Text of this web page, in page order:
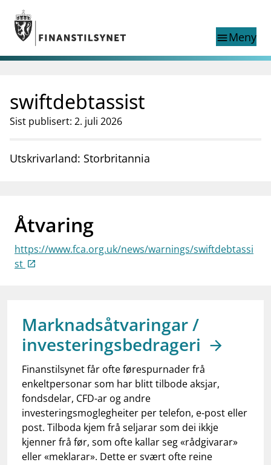
Gå til hovedinnhold
Gå til søkesiden
menuMeny
nettstedet
language
English
English
Tilsyn
Finanstilsynets registre
businessOm Finanstilsynet
mail_outlineKontakt oss
notifications_noneAbonner på nyhetsvarsel
swiftdebtassist
Sist publisert: 2. juli 2026
Utskrivarland: Storbritannia
Åtvaring
https://www.fca.org.uk/news/warnings/swiftdebtassi
st
Marknadsåtvaringar /
investeringsbedrageri
Finanstilsynet får ofte førespurnader frå
enkeltpersonar som har blitt tilbode aksjar,
fondsdelar, CFD-ar og andre
investeringsmoglegheiter per telefon, e-post eller
post. Tilboda kjem frå seljarar som dei ikkje
kjenner frå før, som ofte kallar seg «rådgivarar»
eller «meklarar». Dette er svært ofte reine